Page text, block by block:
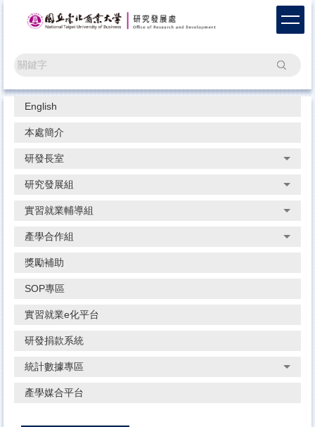
區
搜尋
English
本處簡介
研發長室
研究發展組
實習就業輔導組
產學合作組
獎勵補助
SOP專區
實習就業e化平台
研發捐款系統
統計數據專區
產學媒合平台